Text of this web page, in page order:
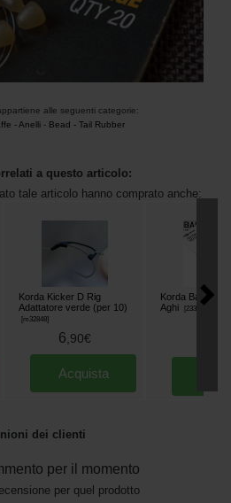
alle seguenti categorie:
- Anelli - Bead - Tail Rubber
a questo articolo:
tale articolo hanno comprato anche:
Korda Kicker D Rig
Adattatore verde (per 10)
[m32848]
6 90€
Acquista
Korda Basix
Aghi
[233630
dei clienti
per il momento
per quel prodotto